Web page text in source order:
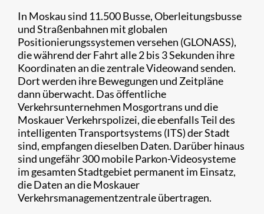
In Moskau sind 11.500 Busse, Oberleitungsbusse
und Straßenbahnen mit globalen
Positionierungssystemen versehen (GLONASS),
die während der Fahrt alle 2 bis 3 Sekunden ihre
Koordinaten an die zentrale Videowand senden.
Dort werden ihre Bewegungen und Zeitpläne
dann überwacht. Das öffentliche
Verkehrsunternehmen Mosgortrans und die
Moskauer Verkehrspolizei, die ebenfalls Teil des
intelligenten Transportsystems (ITS) der Stadt
sind, empfangen dieselben Daten. Darüber hinaus
sind ungefähr 300 mobile Parkon-Videosysteme
im gesamten Stadtgebiet permanent im Einsatz,
die Daten an die Moskauer
Verkehrsmanagementzentrale übertragen.